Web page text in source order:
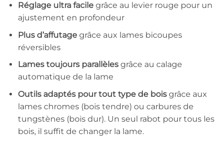
Réglage ultra facilegrâce au levier rouge pour un
ajustement en profondeur
Plus d’affutagegrâce aux lames bicoupes
réversibles
Lames toujours parallèlesgrâce au calage
automatique de la lame
Outils adaptés pour tout type de boisgrâce aux
lames chromes (bois tendre) ou carbures de
tungstènes (bois dur). Un seul rabot pour tous les
bois, il suffit de changer la lame.